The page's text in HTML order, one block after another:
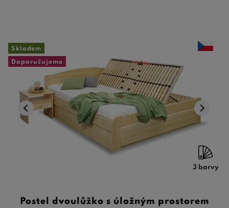
Skladem
Doporučujeme
3 barvy
Postel dvoulůžko s úložným prostorem